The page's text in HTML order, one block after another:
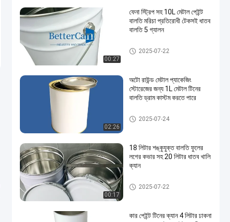
00:27
ফেনা স্ট্রিপ সহ 10L মেটাল পেইন্ট
বালতি মরিচা প্রতিরোধী টেকসই ধাতব
বালতি 5 গ্যালন
মেটাল পেইন্ট বালতি
2025-07-22
02:26
অটো রাউন্ড মেটাল প্যাকেজিং
স্টোরেজের জন্য 1L মেটাল টিনের
বালতি ড্রাম কাস্টম করতে পারে
গাড়ির পেইন্ট টিন
2025-07-24
00:17
18 লিটার শঙ্কুযুক্ত বালতি ফুলের
লগের কভার সহ 20 লিটার ধাতব খালি
ক্যান
শিল্প পেইন্ট টিন
2025-07-22
কার পেইন্ট টিনের ক্যান 4 লিটার ঢাকনা